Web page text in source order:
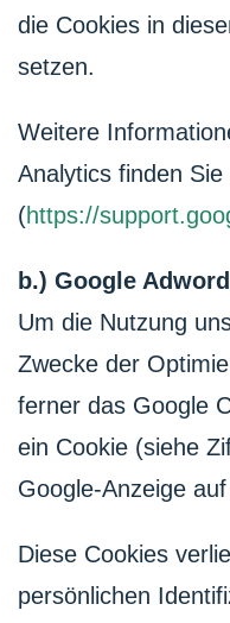
die Cookies in
setzen.
Weitere
Analytics finden
(https://
b.) Google
Um die Nutzung
Zwecke der
ferner das Google
ein Cookie (siehe
Google-Anzeige
Diese Cookies
persönlichen